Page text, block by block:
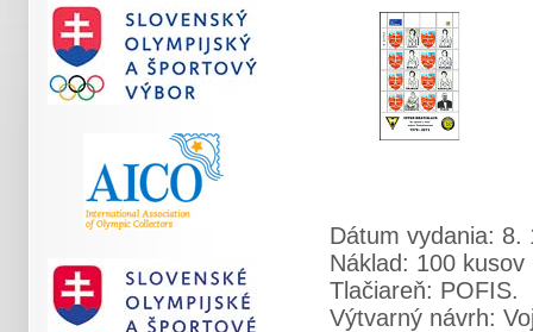
Dátum vydania: 8.
Náklad: 100
Tlačiareň: POFIS.
Výtvarný návrh: